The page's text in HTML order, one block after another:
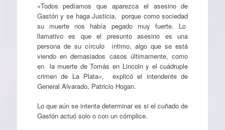
«Todos pedíamos que aparezca el asesino de
Gastón y se haga Justicia, porque como sociedad
su muerte nos había pegado muy fuerte. Lo
llamativo es que el presunto asesino es una
persona de su círculo íntimo, algo que se está
viendo en demasiados casos últimamente, como
en la muerte de Tomás en Lincoln y el cuádruple
crimen de La Plata», explicó el intendente de
General Alvarado, Patricio Hogan.
Lo que aún se intenta determinar es si el cuñado de
Gastón actuó solo o con un cómplice.